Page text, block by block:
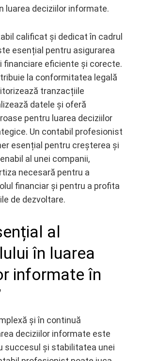
luarea deciziilor informate.
calificat și dedicat în cadrul
esențial pentru asigurarea
financiare eficiente și corecte.
la conformitatea legală
tranzacțiile
datele și oferă
pentru luarea deciziilor
Un contabil profesionist
esențial pentru creșterea și
al unei companii,
necesară pentru a
financiar și pentru a profita
de dezvoltare.
al
în luarea
informate în
și în continuă
deciziilor informate este
succesul și stabilitatea unei